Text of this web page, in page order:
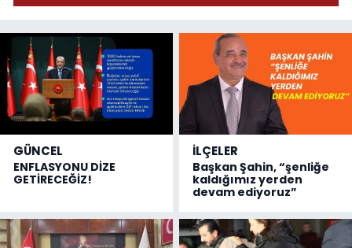
GÜNCEL
ENFLASYONU DİZE
GETİRECEĞİZ!
İLÇELER
Başkan Şahin, “şenliğe
kaldığımız yerden
devam ediyoruz”